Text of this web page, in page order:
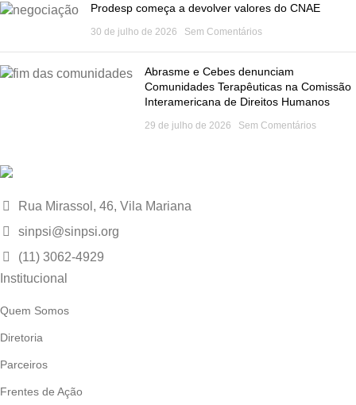
Prodesp começa a devolver valores do CNAE
30 de julho de 2026 Sem Comentários
Abrasme e Cebes denunciam
Comunidades Terapêuticas na Comissão
Interamericana de Direitos Humanos
29 de julho de 2026 Sem Comentários
Rua Mirassol, 46, Vila Mariana
sinpsi@sinpsi.org
(11) 3062-4929
Institucional
Quem Somos
Diretoria
Parceiros
Frentes de Ação